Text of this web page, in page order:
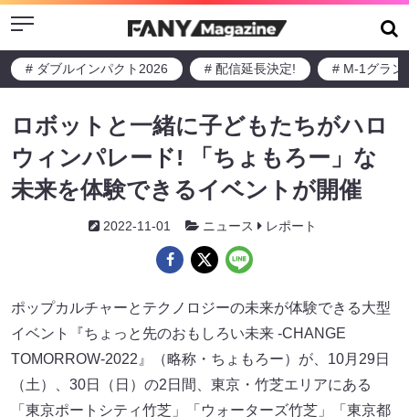
Menu
# ダブルインパクト2026 # 配信延長決定! # M-1グラン
ロボットと一緒に子どもたちがハロ
ウィンパレード! 「ちょもろー」な
未来を体験できるイベントが開催
2022-11-01 ニュース レポート
ポップカルチャーとテクノロジーの未来が体験できる大型
イベント『ちょっと先のおもしろい未来 -CHANGE
TOMORROW-2022』（略称・ちょもろー）が、10月29日
（土）、30日（日）の2日間、東京・竹芝エリアにある
「東京ポートシティ竹芝」「ウォーターズ竹芝」「東京都